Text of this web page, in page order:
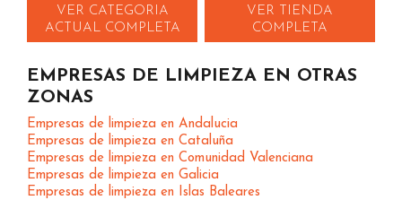
VER CATEGORIA
ACTUAL COMPLETA
VER TIENDA
COMPLETA
EMPRESAS DE LIMPIEZA EN OTRAS
ZONAS
Empresas de limpieza en Andalucia
Empresas de limpieza en Cataluña
Empresas de limpieza en Comunidad Valenciana
Empresas de limpieza en Galicia
Empresas de limpieza en Islas Baleares